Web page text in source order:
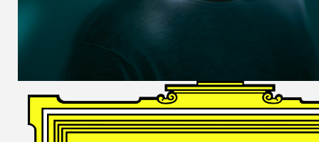
GESÄNGE
Andrè Schuen,
Baritone